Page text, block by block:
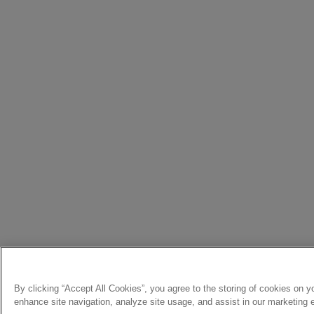
By clicking “Accept All Cookies”, you agree to the storing of cookies on
enhance site navigation, analyze site usage, and assist in our marketing